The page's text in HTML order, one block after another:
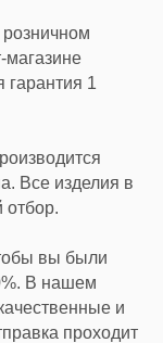
магазине
гарантия 1
Все изделия в
вы были
В нашем
и
проходит